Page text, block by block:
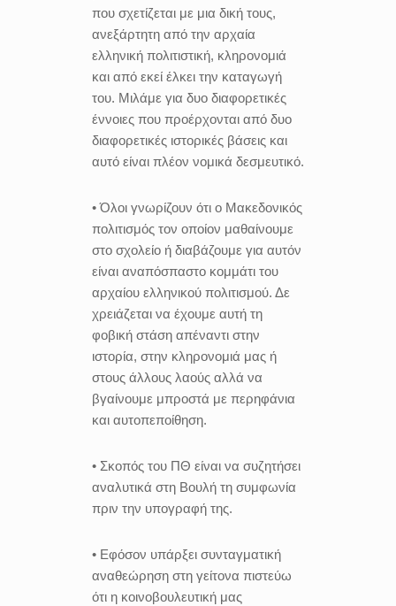
που σχετίζεται με μια δική τους,
ανεξάρτητη από την αρχαία
ελληνική πολιτιστική, κληρονομιά
και από εκεί έλκει την καταγωγή
του. Μιλάμε για δυο διαφορετικές
έννοιες που προέρχονται από δυο
διαφορετικές ιστορικές βάσεις και
αυτό είναι πλέον νομικά δεσμευτικό.
• Όλοι γνωρίζουν ότι ο Μακεδονικός
πολιτισμός τον οποίον μαθαίνουμε
στο σχολείο ή διαβάζουμε για αυτόν
είναι αναπόσπαστο κομμάτι του
αρχαίου ελληνικού πολιτισμού. Δε
χρειάζεται να έχουμε αυτή τη
φοβική στάση απέναντι στην
ιστορία, στην κληρονομιά μας ή
στους άλλους λαούς αλλά να
βγαίνουμε μπροστά με περηφάνια
και αυτοπεποίθηση.
• Σκοπός του ΠΘ είναι να συζητήσει
αναλυτικά στη Βουλή τη συμφωνία
πριν την υπογραφή της.
• Εφόσον υπάρξει συνταγματική
αναθεώρηση στη γείτονα πιστεύω
ότι η κοινοβουλευτική μας